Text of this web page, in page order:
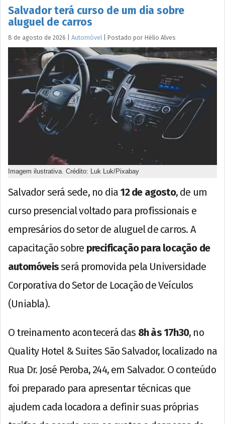
Salvador terá curso de um dia sobre
aluguel de carros
8 de agosto de 2026 Automóvel Postado por Hélio Alves
Imagem ilustrativa. Crédito: Luk Luk/Pixabay
Salvador será sede, no dia 12 de agosto, de um
curso presencial voltado para profissionais e
empresários do setor de aluguel de carros. A
capacitação sobre precificação para locação de
automóveisserá promovida pela Universidade
Corporativa do Setor de Locação de Veículos
(Uniabla).
O treinamento acontecerá das 8h às 17h30, no
Quality Hotel & Suites São Salvador, localizado na
Rua Dr. José Peroba, 244, em Salvador. O conteúdo
foi preparado para apresentar técnicas que
ajudem cada locadora a definir suas próprias